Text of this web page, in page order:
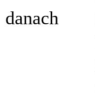
danach